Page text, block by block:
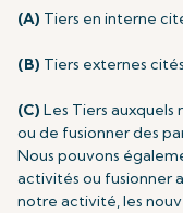
(A) Tiers en interne
(B) Tiers externes
(C) Les Tiers auxquels
ou de fusionner des
Nous pouvons
activités ou fusionner
notre activité, les